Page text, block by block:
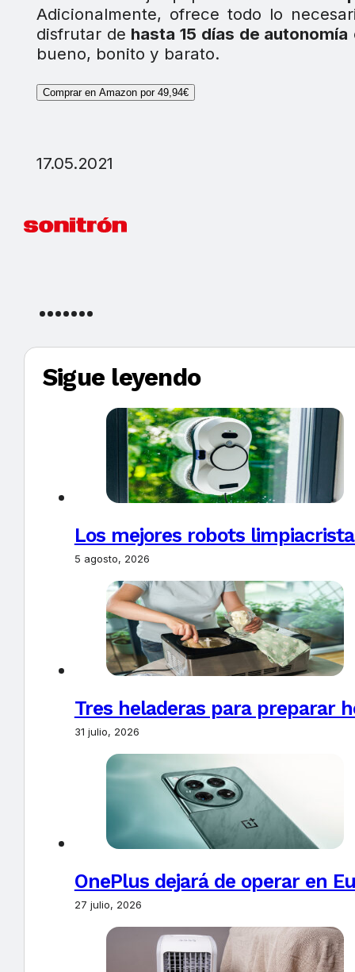
Adicionalmente, ofrece todo lo
disfrutar de hasta 15 días de autonomía
bueno, bonito y barato.
Comprar en Amazon por 49,94€
17.05.2021
Sigue leyendo
Los mejores robots
5 agosto, 2026
Tres heladeras para preparar
31 julio, 2026
OnePlus dejará de operar en
27 julio, 2026